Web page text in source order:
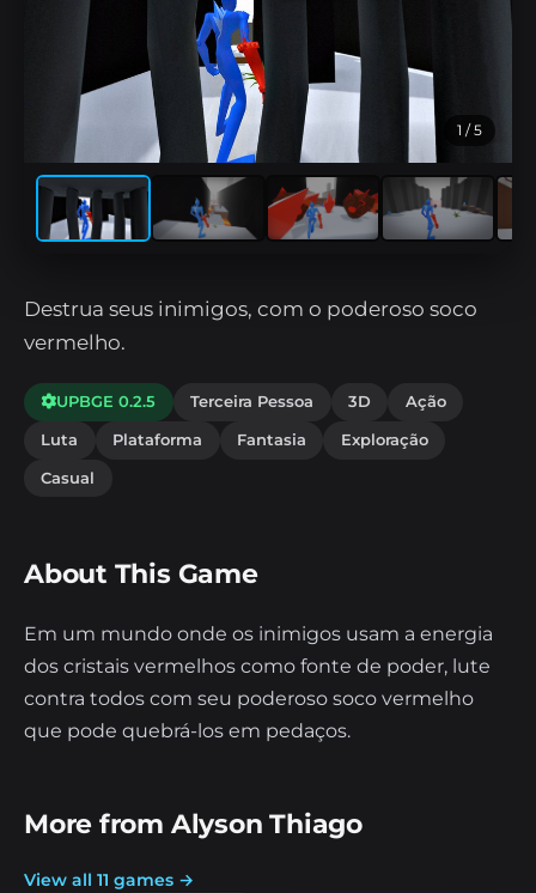
1 / 5
Destrua seus inimigos, com o poderoso soco
vermelho.
UPBGE 0.2.5 Terceira Pessoa 3D
Ação
Luta
Plataforma Fantasia
Exploração
Casual
About This Game
Em um mundo onde os inimigos usam a energia
dos cristais vermelhos como fonte de poder, lute
contra todos com seu poderoso soco vermelho
que pode quebrá-los em pedaços.
More from Alyson Thiago
View all 11 games →